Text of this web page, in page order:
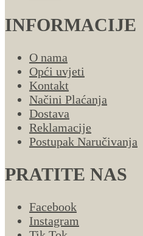
INFORMACIJE
O nama
Opći uvjeti
Kontakt
Načini Plaćanja
Dostava
Reklamacije
Postupak Naručivanja
PRATITE NAS
Facebook
Instagram